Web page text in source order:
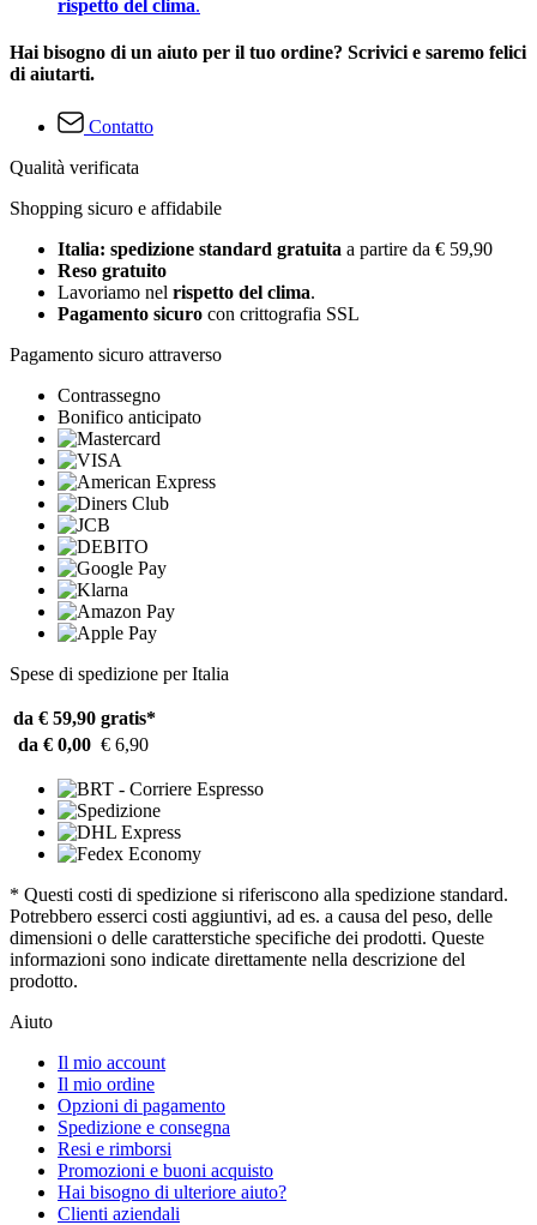
rispetto del clima.
Hai bisogno di un aiuto per il tuo ordine? Scrivici e saremo felici
di aiutarti.
Contatto
Qualità verificata
Shopping sicuro e affidabile
Italia: spedizione standard gratuita a partire da € 59,90
Reso gratuito
Lavoriamo nel rispetto del clima.
Pagamento sicuro con crittografia SSL
Pagamento sicuro attraverso
Contrassegno
Bonifico anticipato
Spese di spedizione per Italia
da € 59,90 gratis*
da € 0,00 € 6,90
* Questi costi di spedizione si riferiscono alla spedizione standard.
Potrebbero esserci costi aggiuntivi, ad es. a causa del peso, delle
dimensioni o delle caratterstiche specifiche dei prodotti. Queste
informazioni sono indicate direttamente nella descrizione del
prodotto.
Aiuto
Il mio account
Il mio ordine
Opzioni di pagamento
Spedizione e consegna
Resi e rimborsi
Promozioni e buoni acquisto
Hai bisogno di ulteriore aiuto?
Clienti aziendali